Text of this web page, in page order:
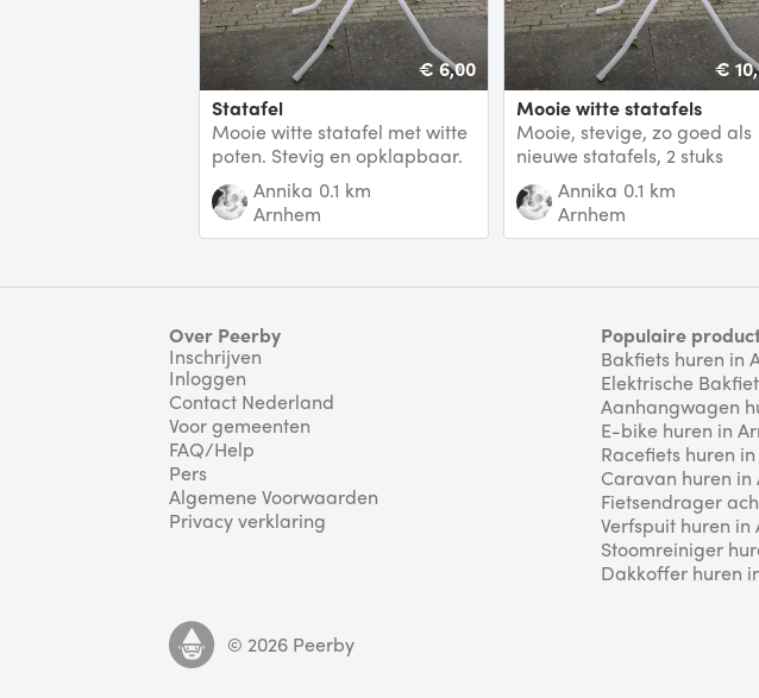
€ 6,00
Statafel
Mooie witte statafel met witte
poten. Stevig en opklapbaar.
Prijs is per statafel per dag. Ik
heb erAnnika 0.1 km
Arnhem
€
Mooie witte statafels
Mooie, stevige, zo goed als
nieuwe statafels, 2 stuks
beschikbaar in frisse witte
kleur. EUR 6,00 pe
Annika 0.1 km
Arnhem
Over Peerby
Inschrijven
Inloggen
Contact Nederland
Voor gemeenten
FAQ/Help
Pers
Algemene Voorwaarden
Privacy verklaring
Populaire
Bakfiets huren in
Elektrische
Aanhangwagen
E-bike huren in
Racefiets huren
Caravan huren in
Fietsendrager
Verfspuit huren in
Stoomreiniger
Dakkoffer huren
© 2026 Peerby